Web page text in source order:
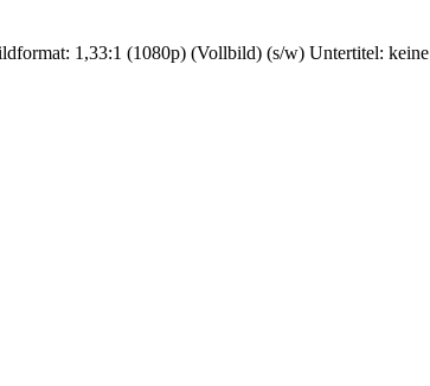
1,33:1 (1080p) (Vollbild) (s/w) Untertitel: keine